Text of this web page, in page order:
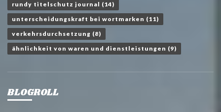
rundy titelschutz journal (14)
unterscheidungskraft bei wortmarken (11)
verkehrsdurchsetzung (8)
ähnlichkeit von waren und dienstleistungen (9)
BLOGROLL